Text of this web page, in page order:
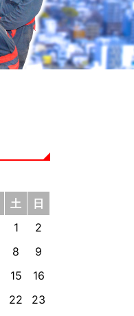
土
日
1
2
8
9
15
16
22
23